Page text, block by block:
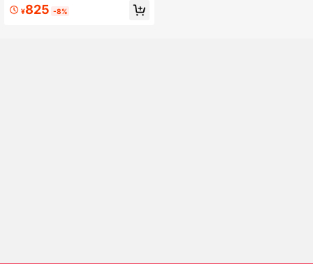
#7 ベストセラー
に メンズカラー＆アクセサリーセット
¥825 -8%